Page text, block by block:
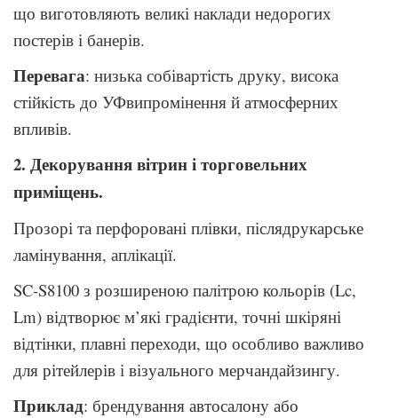
що виготовляють великі наклади недорогих
постерів і банерів.
Перевага: низька собівартість друку, висока
стійкість до УФвипромінення й атмосферних
впливів.
2. Декорування вітрин і торговельних
приміщень.
Прозорі та перфоровані плівки, післядрукарське
ламінування, аплікації.
SC-S8100 з розширеною палітрою кольорів (Lc,
Lm) відтворює м’які градієнти, точні шкіряні
відтінки, плавні переходи, що особливо важливо
для рітейлерів і візуального мерчандайзингу.
Приклад: брендування автосалону або